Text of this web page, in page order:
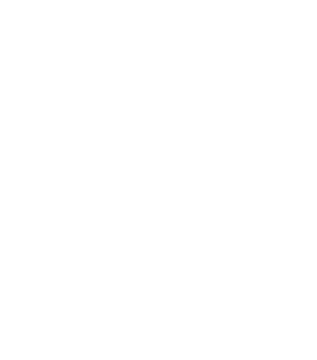
denne zadarmo, ďalšie známe pláže cca 3 km.
(na vyžiadanie).